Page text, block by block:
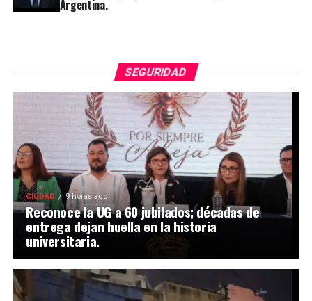
Argentina.
SEGURIDAD
CIUDAD 9 horas ago
Reconoce la UG a 60 jubilados; décadas de
entrega dejan huella en la historia
universitaria.